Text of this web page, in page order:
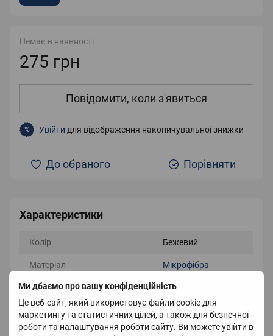
Ми дбаємо про вашу конфіденційність
Це веб-сайт, який використовує файли cookie для
маркетингу та статистичних цілей, а також для безпечної
роботи та налаштування роботи сайту. Ви можете увійти в
Немає в наявності
275 грн
Повідомити, коли з'явиться
% Увійти для відображення накопичувальної знижки
До обраного Порівняти
Характеристики
Колір Бежевий
Матеріал Мікрофібра
Країна-виробник Китай